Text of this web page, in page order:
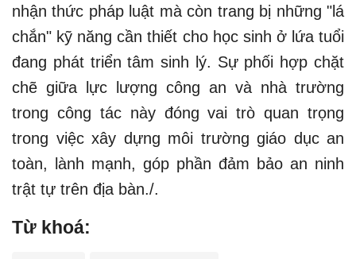
nhận thức pháp luật mà còn trang bị những "lá
chắn" kỹ năng cần thiết cho học sinh ở lứa tuổi
đang phát triển tâm sinh lý. Sự phối hợp chặt
chẽ giữa lực lượng công an và nhà trường
trong công tác này đóng vai trò quan trọng
trong việc xây dựng môi trường giáo dục an
toàn, lành mạnh, góp phần đảm bảo an ninh
trật tự trên địa bàn./.
Từ khoá: